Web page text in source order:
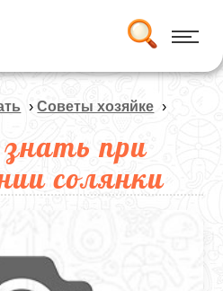
›Советы хозяйке ›
при
солянки